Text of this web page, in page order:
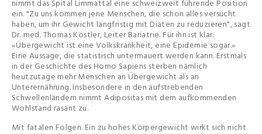
nimmt das Spital Limmattal eine schweizweit führende Position
ein. "Zu uns kommen jene Menschen, die schon alles versucht
haben, um ihr Gewicht langfristig mit Diäten zu reduzieren", sagt
Dr. med. Thomas Köstler, Leiter Bariatrie. Für ihn ist klar:
«Übergewicht ist eine Volkskrankheit, eine Epidemie sogar.»
Eine Aussage, die statistisch untermauert werden kann. Erstmals
in der Geschichte des Homo Sapiens sterben nämlich
heutzutage mehr Menschen an Übergewicht als an
Unterernährung. Insbesondere in den aufstrebenden
Schwellenländern nimmt Adipositas mit dem aufkommenden
Wohlstand rasant zu.
Mit fatalen Folgen. Ein zu hohes Körpergewicht wirkt sich nicht